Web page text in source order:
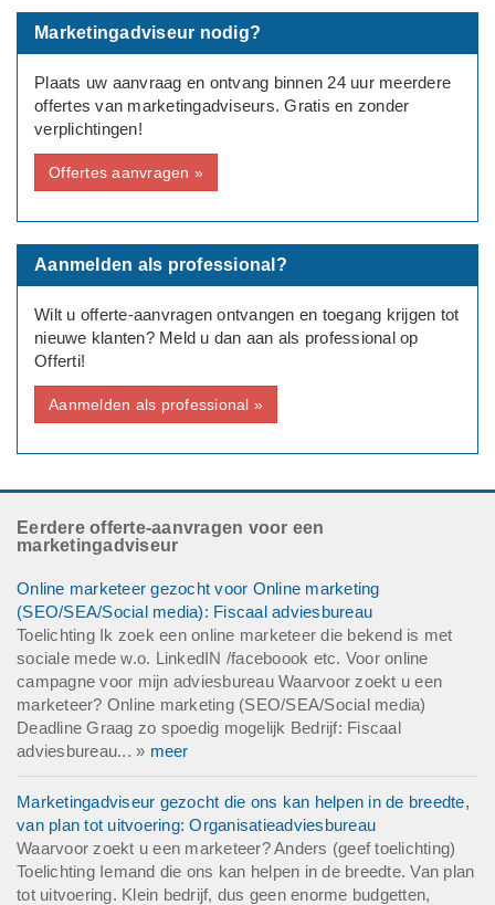
bemesting en nutriënten toediening in de kas. Hoe gaat dit nu,
wat willen de kashouders nu en in de toekomst?
Deadline: graag binnen 3 maanden
Bedrijf
Werkzaam in Agrarische Sector
Marketingadviseur nodig?
Plaats uw aanvraag en ontvang binnen 24 uur meerdere
offertes van marketingadviseurs. Gratis en zonder
verplichtingen!
Offertes aanvragen »
Aanmelden als professional?
Wilt u offerte-aanvragen ontvangen en toegang krijgen tot
nieuwe klanten? Meld u dan aan als professional op
Offerti!
Aanmelden als professional »
Eerdere offerte-aanvragen voor een
marketingadviseur
Online marketeer gezocht voor Online marketing
(SEO/SEA/Social media): Fiscaal adviesbureau
Toelichting Ik zoek een online marketeer die bekend is met
sociale mede w.o. LinkedIN /faceboook etc. Voor online
campagne voor mijn adviesbureau Waarvoor zoekt u een
marketeer? Online marketing (SEO/SEA/Social media)
Deadline Graag zo spoedig mogelijk Bedrijf: Fiscaal
adviesbureau... » meer
Marketingadviseur gezocht die ons kan helpen in de breedte,
van plan tot uitvoering: Organisatieadviesbureau
Waarvoor zoekt u een marketeer? Anders (geef toelichting)
Toelichting Iemand die ons kan helpen in de breedte. Van plan
tot uitvoering. Klein bedrijf, dus geen enorme budgetten,